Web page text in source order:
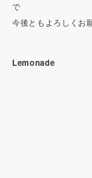
で
今後ともよろしくお
Lemonade